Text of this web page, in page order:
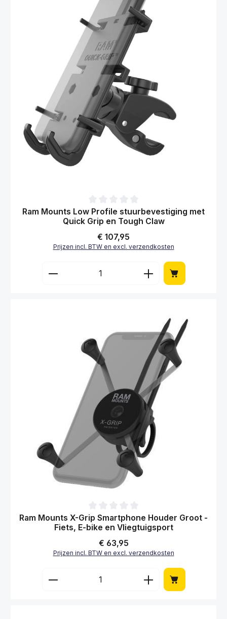
Gemiddelde waardering van 0 van 5 sterren
Ram Mounts Low Profile stuurbevestiging met
Quick Grip en Tough Claw
Normale prijs:
€ 107,95
Prijzen incl. BTW en excl. verzendkosten
Producthoeveelheid: Voer de gewenste
Gemiddelde waardering van 0 van 5 sterren
Ram Mounts X-Grip Smartphone Houder Groot -
Fiets, E-bike en Vliegtuigsport
Normale prijs:
€ 63,95
Prijzen incl. BTW en excl. verzendkosten
Producthoeveelheid: Voer de gewenste